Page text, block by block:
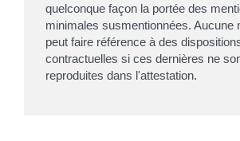
quelconque façon la portée des
minimales susmentionnées. Aucune
peut faire référence à des
contractuelles si ces dernières ne
reproduites dans l'attestation.